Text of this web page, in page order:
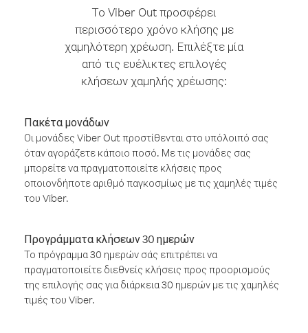
Το Viber Out προσφέρει
περισσότερο χρόνο κλήσης με
χαμηλότερη χρέωση. Επιλέξτε μία
από τις ευέλικτες επιλογές
κλήσεων χαμηλής χρέωσης:
Πακέτα μονάδων
Οι μονάδες Viber Out προστίθενται στο υπόλοιπό σας
όταν αγοράζετε κάποιο ποσό. Με τις μονάδες σας
μπορείτε να πραγματοποιείτε κλήσεις προς
οποιονδήποτε αριθμό παγκοσμίως με τις χαμηλές τιμές
του Viber.
Προγράμματα κλήσεων 30 ημερών
Το πρόγραμμα 30 ημερών σάς επιτρέπει να
πραγματοποιείτε διεθνείς κλήσεις προς προορισμούς
της επιλογής σας για διάρκεια 30 ημερών με τις χαμηλές
τιμές του Viber.